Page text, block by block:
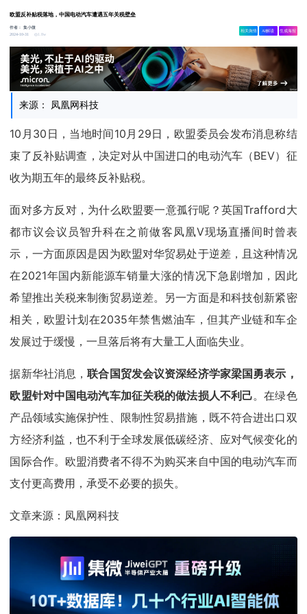
欧盟反补贴税落地，中国电动汽车遭遇五年关税壁垒
作者：集小微
2024-10-31
1.8w
相关舆情 AI解读 生成海报
来源： 凤凰网科技
10月30日，当地时间10月29日，欧盟委员会发布消息称结
束了反补贴调查，决定对从中国进口的电动汽车（BEV）征
收为期五年的最终反补贴税。
面对多方反对，为什么欧盟要一意孤行呢？英国Trafford大
都市议会议员智升科在之前做客凤凰V现场直播间时曾表
示，一方面原因是因为欧盟对华贸易处于逆差，且这种情况
在2021年国内新能源车销量大涨的情况下急剧增加，因此
希望推出关税来制衡贸易逆差。另一方面是和科技创新紧密
相关，欧盟计划在2035年禁售燃油车，但其产业链和车企
发展过于缓慢，一旦落后将有大量工人面临失业。
据新华社消息，联合国贸发会议资深经济学家梁国勇表示，
欧盟针对中国电动汽车加征关税的做法损人不利己。在绿色
产品领域实施保护性、限制性贸易措施，既不符合进出口双
方经济利益，也不利于全球发展低碳经济、应对气候变化的
国际合作。欧盟消费者不得不为购买来自中国的电动汽车而
支付更高费用，承受不必要的损失。
文章来源：凤凰网科技